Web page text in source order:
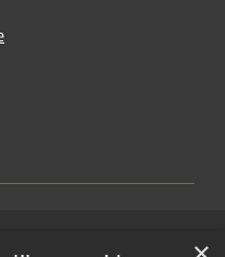
Copyright © 2026 • Comune di